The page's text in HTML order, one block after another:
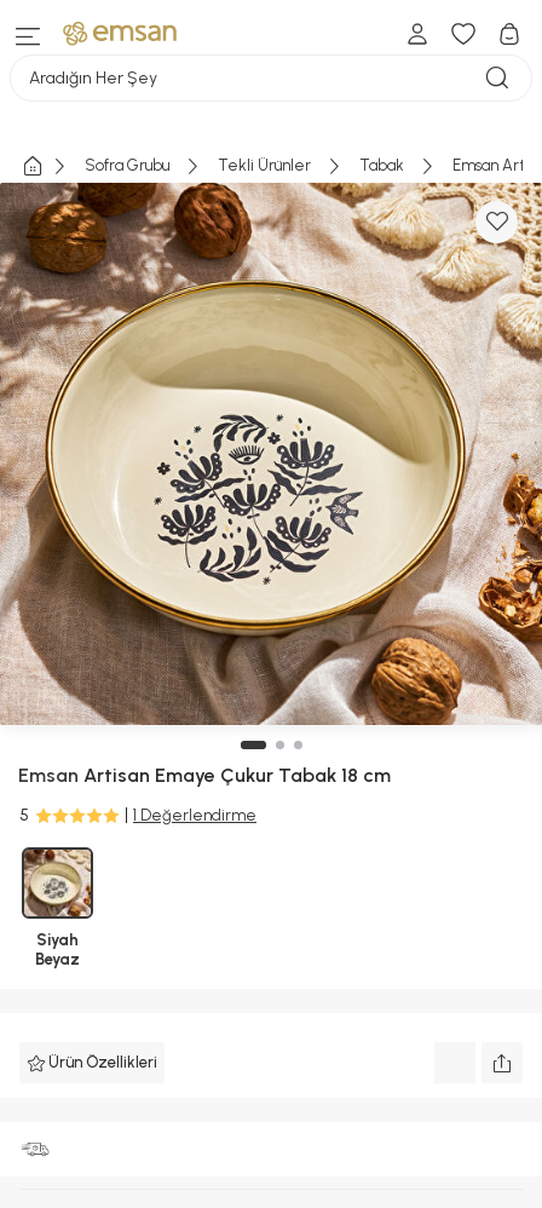
Aradığın Her Şey
Sofra Grubu Tekli Ürünler Tabak Emsan
Emsan Artisan Emaye Çukur Tabak 18 cm
5 1 Değerlendirme
Siyah
Beyaz
Ürün Özellikleri